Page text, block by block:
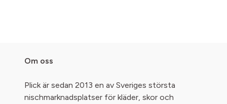
Om oss
Plick är sedan 2013 en av Sveriges största
nischmarknadsplatser för kläder, skor och